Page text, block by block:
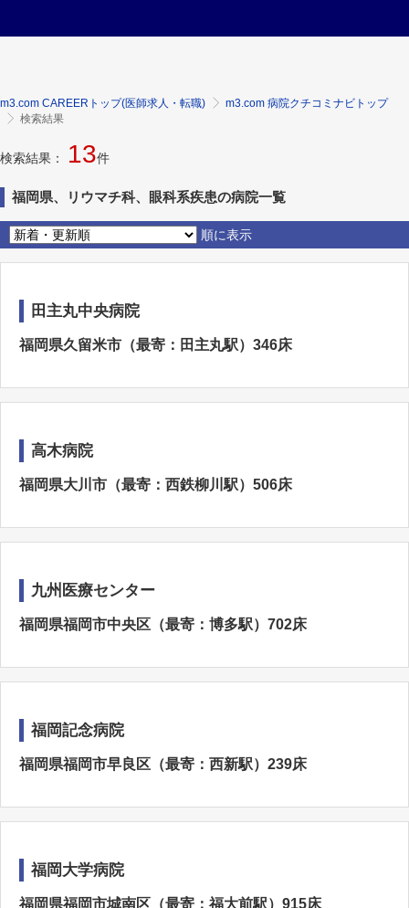
m3.com CAREERトップ(医師求人・転職)
m3.com 病院クチコミナビトップ
検索結果
検索結果： 13件
福岡県、リウマチ科、眼科系疾患の病院一覧
順に表示
田主丸中央病院
福岡県久留米市（最寄：田主丸駅）346床
高木病院
福岡県大川市（最寄：西鉄柳川駅）506床
九州医療センター
福岡県福岡市中央区（最寄：博多駅）702床
福岡記念病院
福岡県福岡市早良区（最寄：西新駅）239床
福岡大学病院
福岡県福岡市城南区（最寄：福大前駅）915床